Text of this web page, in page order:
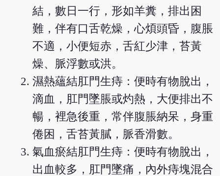
結，數日一行，形如羊糞，排出困
難，伴有口舌乾燥，心煩頭昏，腹脹
不適，小便短赤，舌紅少津，苔黃
燥、脈浮數或洪。
濕熱蘊結肛門生痔：便時有物脫出，
滴血，肛門墜脹或灼熱，大便排出不
暢，裡急後重，常伴腹脹納呆，身重
倦困，舌苔黃膩，脈香滑數。
氣血瘀結肛門生痔：便時有物脫出，
出血較多，肛門墜痛，內外痔塊混合